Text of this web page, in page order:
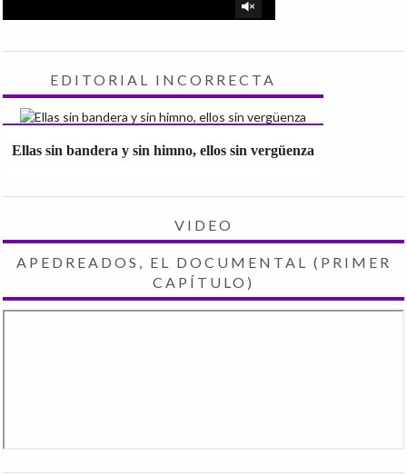
EDITORIAL INCORRECTA
Ellas sin bandera y sin himno, ellos sin vergüenza
VIDEO
APEDREADOS, EL DOCUMENTAL (PRIMER
CAPÍTULO)